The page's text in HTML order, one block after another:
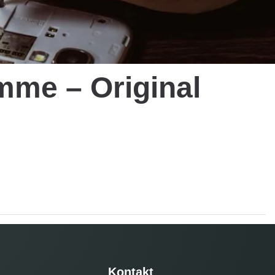
– Original
Kontakt